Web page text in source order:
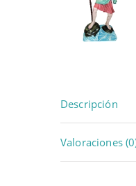
Descripción
Valoraciones